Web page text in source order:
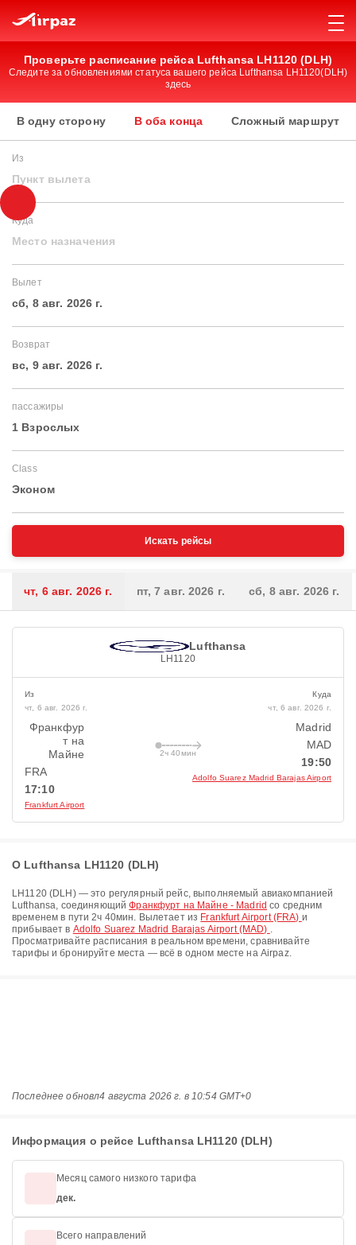
Проверьте расписание рейса Lufthansa LH1120 (DLH)
Следите за обновлениями статуса вашего рейса Lufthansa LH1120(DLH)
здесь
В одну сторону В оба конца Сложный маршрут
Из
Пункт вылета
Куда
Место назначения
Вылет
сб, 8 авг. 2026 г.
Возврат
вс, 9 авг. 2026 г.
пассажиры
1 Взрослых
Class
Эконом
Искать рейсы
чт, 6 авг. 2026 г. пт, 7 авг. 2026 г. сб, 8 авг. 2026 г.
Lufthansa
LH1120
Из
чт, 6 авг. 2026 г.
Франкфур
т на
Майне
FRA
17:10
Frankfurt Airport
2ч 40мин
Куда
чт, 6 авг. 2026 г.
Madrid
MAD
19:50
Adolfo Suarez Madrid Barajas Airport
О Lufthansa LH1120 (DLH)
LH1120(DLH ) — это регулярный рейс, выполняемый авиакомпанией
Lufthansa, соединяющийФранкфурт на Майне - Madrid со средним
временем в пути2ч 40мин. Вылетает из Frankfurt Airport (FRA) и
прибывает в Adolfo Suarez Madrid Barajas Airport (MAD) .
Просматривайте расписания в реальном времени, сравнивайте
тарифы и бронируйте места — всё в одном месте на Airpaz.
Последнее обновл4 августа 2026 г. в 10:54 GMT+0
Информация о рейсе Lufthansa LH1120 (DLH)
Месяц самого низкого тарифа
дек.
Всего направлений